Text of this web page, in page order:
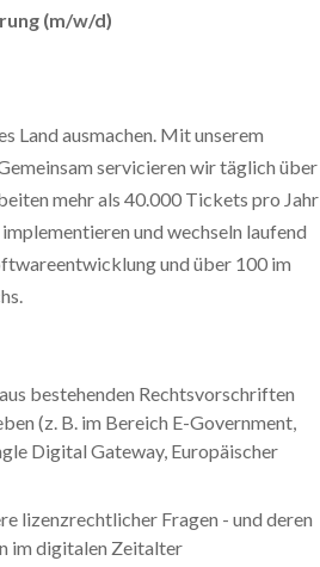
(m/w/d)
Land ausmachen. Mit unserem
servicieren wir täglich über
mehr als 40.000 Tickets pro Jahr
und wechseln laufend
und über 100 im
bestehenden Rechtsvorschriften
(z. B. im Bereich E-Government,
Digital Gateway, Europäischer
lizenzrechtlicher Fragen - und deren
im digitalen Zeitalter